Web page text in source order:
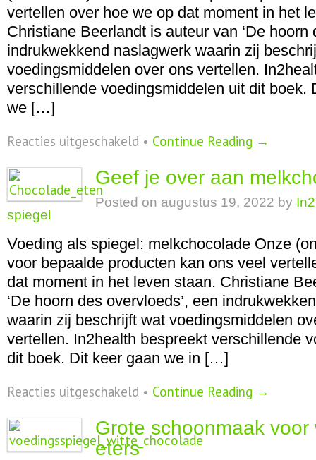
vertellen over hoe we op dat moment in het
Christiane Beerlandt is auteur van ‘De hoorn
indrukwekkend naslagwerk waarin zij
voedingsmiddelen over ons vertellen.
verschillende voedingsmiddelen uit dit boek.
we […]
Reacties uitgeschakeld voor
Wees
eet
pure
chocolade
• Continue Reading →
Geef je over aan
Posted on augustus 19, 2022 by
spiegel
Voeding als spiegel: melkchocolade Onze
voor bepaalde producten kan ons veel
dat moment in het leven staan. Christiane
‘De hoorn des overvloeds’, een
waarin zij beschrijft wat voedingsmiddelen
vertellen. In2health bespreekt verschillende
dit boek. Dit keer gaan we in […]
Reacties uitgeschakeld voor
Geef
over
aan
melkchocolade
• Continue Reading →
Grote schoonmaak
eters